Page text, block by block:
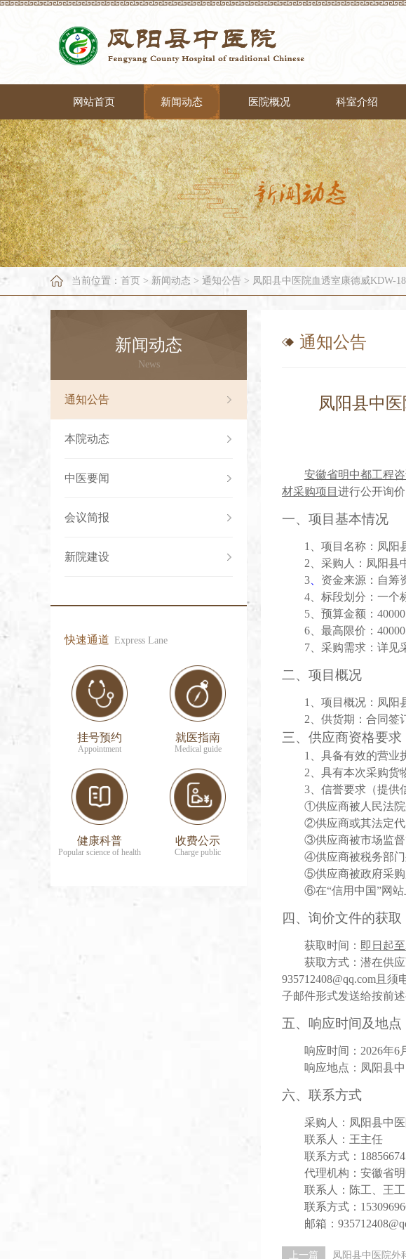
网站首页 新闻动态 医院概况 科室介绍
当前位置： 首页 > 新闻动态 > 通知公告 > 凤阳县中医院血透室康德威KDW-
新闻动态
News
通知公告
本院动态
中医要闻
会议简报
新院建设
快速通道 Express Lane
挂号预约
Appointment
就医指南
Medical guide
健康科普
Popular science of health
收费公示
Charge public
通知公告
凤阳县中
安徽省明中都工程
材采购项目 进行公开询价
一、 项目基本情况
1、项目名称 ：凤阳
2、 采购人 ： 凤阳县
3
资金来源： 自筹
4、标段划分：一个
5
预算金额： 40000
6、最高限价： 40000
7、 采购需求：详见
二、项目概况
1 项目 概况： 凤阳
2、 供货期：合同签
三、 供应商资格要求
1、 具备有效的营业
2、具有本次采购货
3、 信誉要求（提供
①供应商被人民法院
②供应商或其法定代
③供应商被市场监督
④供应商被税务部门
⑤供应商被政府采购
⑥在“信用中国”网站
四、 询价文件的获取
获取时间： 即日起至
获取方式： 潜在供
935712408@qq.com 且须
子邮件形式发送给按前
五、 响应时间及地点
响应时间： 2026年6
响应地点： 凤阳县
六、联系方式
采购人 ： 凤阳县中
联系人： 王主任
联系方式：
代理机构：安徽省
联系人： 陈工、王工
联系方式：
邮箱： 935712408
上一篇 凤阳县中医院外